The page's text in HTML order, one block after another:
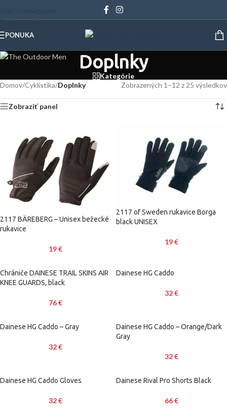
Skip to main content
PONUKA
Doplnky
Kategórie
Domov/Cyklistika/Doplnky Zobrazených 1–12 z 25 výsledkov
Zobraziť panel
2117 BÄREBERG – Unisex bežecké
rukavice
19€
2117 of Sweden rukavice Borga
black UNISEX
19€
Chrániče DAINESE TRAIL SKINS AIR
KNEE GUARDS, black
76€
Dainese HG Caddo
32€
Dainese HG Caddo – Gray
32€
Dainese HG Caddo – Orange/Dark
Gray
32€
Dainese HG Caddo Gloves
32€
Dainese Rival Pro Shorts Black
66€